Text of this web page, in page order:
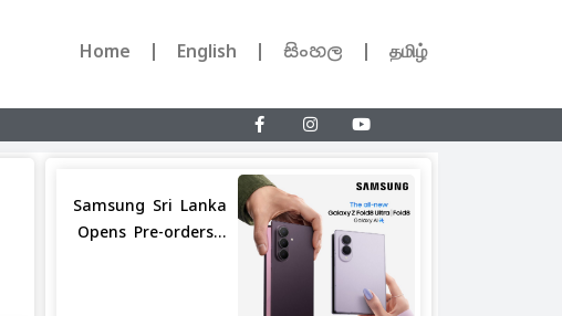
Home English සිංහල தமிழ்
Samsung Sri Lanka
Opens Pre-orders...